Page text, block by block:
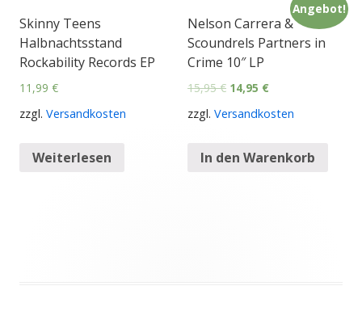
Skinny Teens
Halbnachtsstand
Rockability Records EP
11,99 €
zzgl. Versandkosten
Weiterlesen
Angebot!
Nelson Carrera &
Scoundrels Partners in
Crime 10″ LP
15,95€ 14,95 €
zzgl. Versandkosten
In den Warenkorb